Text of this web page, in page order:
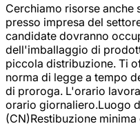
Cerchiamo risorse anche
presso impresa del
candidate dovranno
dell'imballaggio di
piccola distribuzione. Ti
norma di legge a tempo
di proroga. L'orario
orario giornaliero.Luogo
(CN)Restibuzione